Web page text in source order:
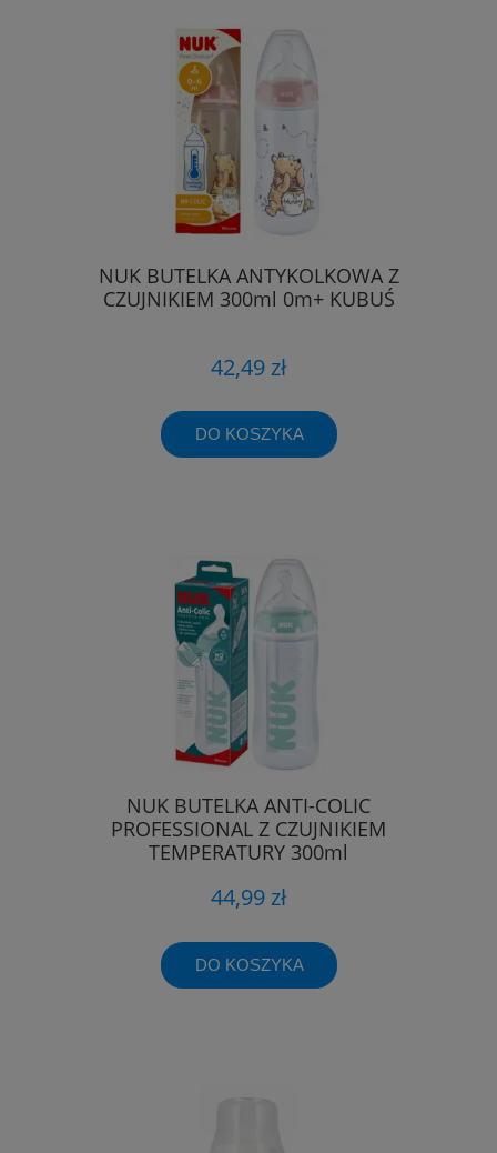
NUK BUTELKA ANTYKOLKOWA Z
CZUJNIKIEM 300ml 0m+ KUBUŚ
42,49 zł
DO KOSZYKA
NUK BUTELKA ANTI-COLIC
PROFESSIONAL Z CZUJNIKIEM
TEMPERATURY 300ml
44,99 zł
DO KOSZYKA